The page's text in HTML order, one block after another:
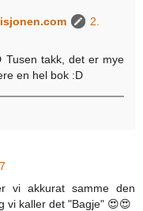
2.
Tusen takk, det er mye
en hel bok :D
vi akkurat samme den
vi kaller det "Bagje" 😍😍